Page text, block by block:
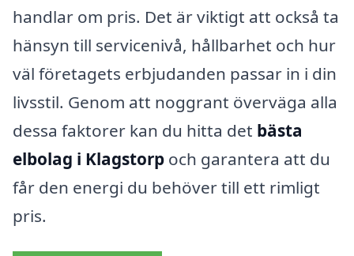
handlar om pris. Det är viktigt att också ta
hänsyn till servicenivå, hållbarhet och hur
väl företagets erbjudanden passar in i din
livsstil. Genom att noggrant överväga alla
dessa faktorer kan du hitta det bästa
elbolag i Klagstorp och garantera att du
får den energi du behöver till ett rimligt
pris.